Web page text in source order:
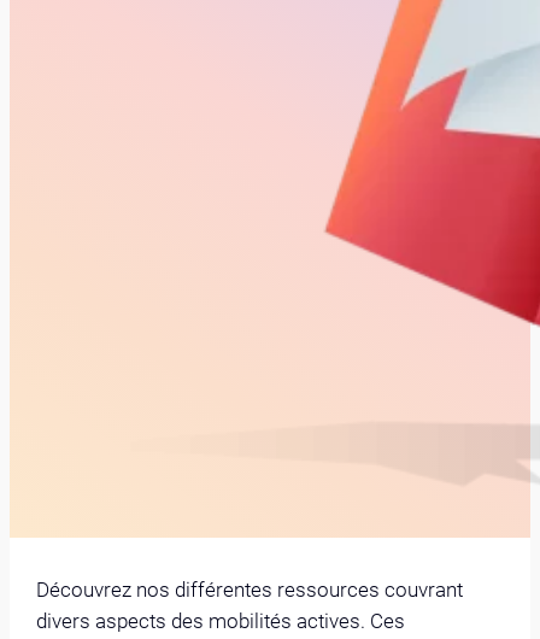
Découvrez nos différentes ressources couvrant
divers aspects des mobilités actives. Ces